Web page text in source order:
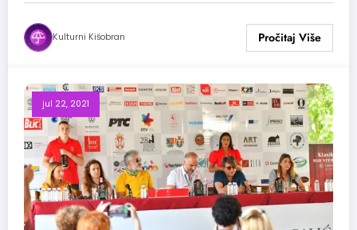
Kulturni Kišobran
jul 22, 2021